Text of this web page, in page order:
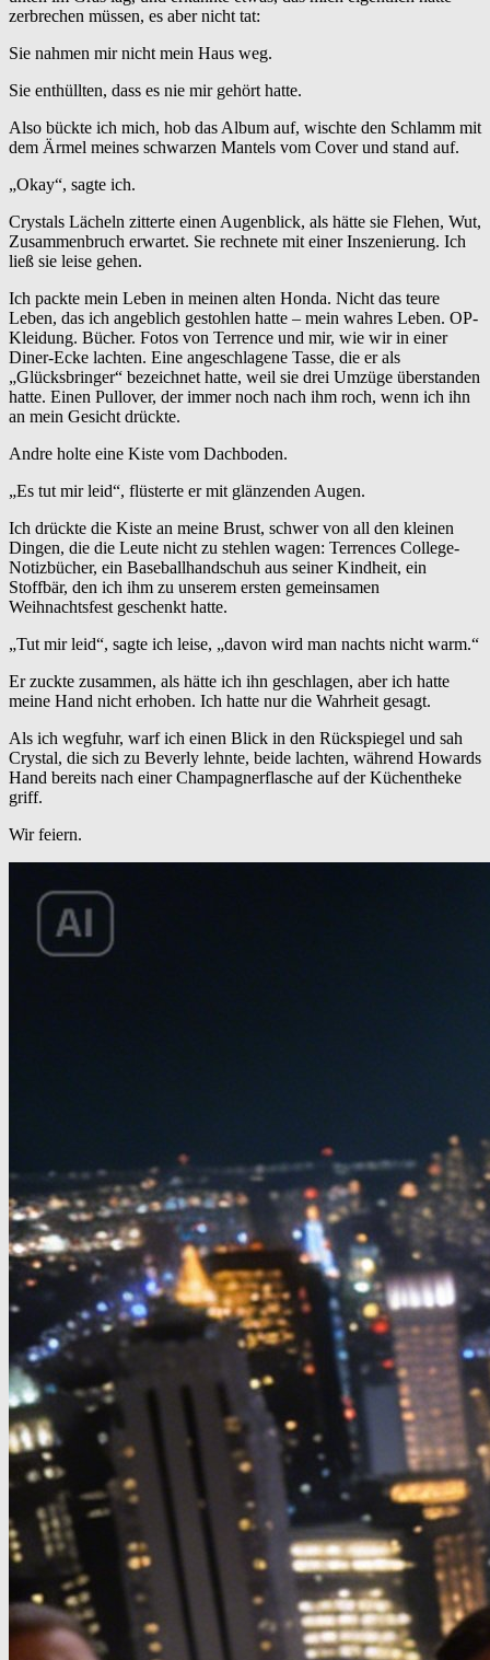
zerbrechen müssen, es aber nicht tat:
Sie nahmen mir nicht mein Haus weg.
Sie enthüllten, dass es nie mir gehört hatte.
Also bückte ich mich, hob das Album auf, wischte den Schlamm mit
dem Ärmel meines schwarzen Mantels vom Cover und stand auf.
„Okay“, sagte ich.
Crystals Lächeln zitterte einen Augenblick, als hätte sie Flehen, Wut,
Zusammenbruch erwartet. Sie rechnete mit einer Inszenierung. Ich
ließ sie leise gehen.
Ich packte mein Leben in meinen alten Honda. Nicht das teure
Leben, das ich angeblich gestohlen hatte – mein wahres Leben. OP-
Kleidung. Bücher. Fotos von Terrence und mir, wie wir in einer
Diner-Ecke lachten. Eine angeschlagene Tasse, die er als
„Glücksbringer“ bezeichnet hatte, weil sie drei Umzüge überstanden
hatte. Einen Pullover, der immer noch nach ihm roch, wenn ich ihn
an mein Gesicht drückte.
Andre holte eine Kiste vom Dachboden.
„Es tut mir leid“, flüsterte er mit glänzenden Augen.
Ich drückte die Kiste an meine Brust, schwer von all den kleinen
Dingen, die die Leute nicht zu stehlen wagen: Terrences College-
Notizbücher, ein Baseballhandschuh aus seiner Kindheit, ein
Stoffbär, den ich ihm zu unserem ersten gemeinsamen
Weihnachtsfest geschenkt hatte.
„Tut mir leid“, sagte ich leise, „davon wird man nachts nicht warm.“
Er zuckte zusammen, als hätte ich ihn geschlagen, aber ich hatte
meine Hand nicht erhoben. Ich hatte nur die Wahrheit gesagt.
Als ich wegfuhr, warf ich einen Blick in den Rückspiegel und sah
Crystal, die sich zu Beverly lehnte, beide lachten, während Howards
Hand bereits nach einer Champagnerflasche auf der Küchentheke
griff.
Wir feiern.